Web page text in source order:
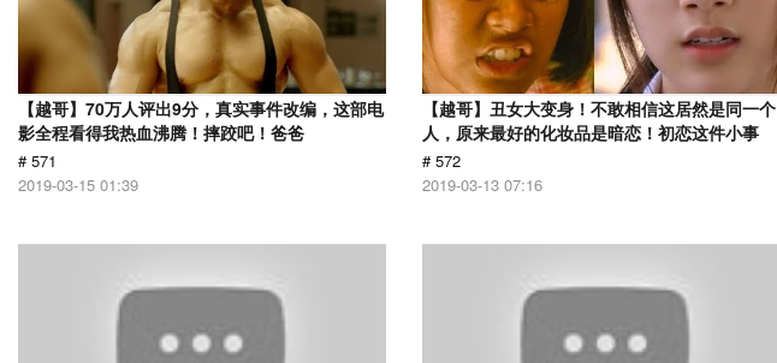
【越哥】70万人评出9分，真实事件改编，这部电
影全程看得我热血沸腾！摔跤吧！爸爸
# 571
2019-03-15 01:39
【越哥】丑女大变身！不敢相信这居然是同一个
人，原来最好的化妆品是暗恋！初恋这件小事
# 572
2019-03-13 07:16